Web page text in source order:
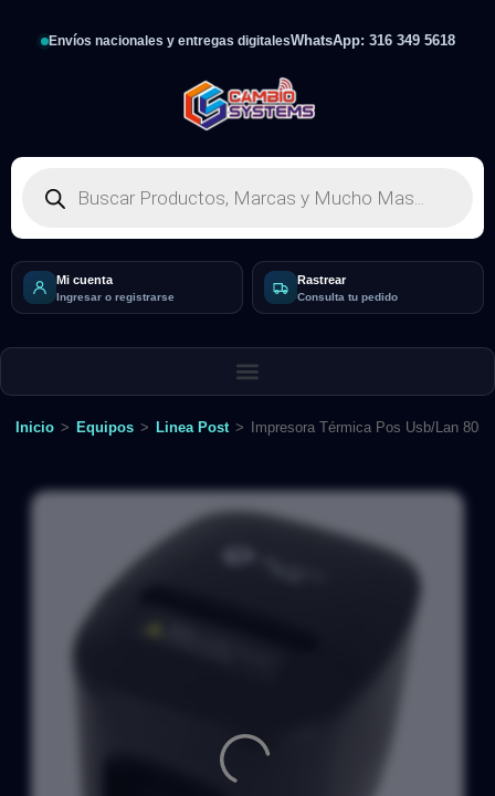
Envíos nacionales y entregas digitalesWhatsApp: 316 349 5618
Mi cuenta
Ingresar o registrarse
Rastrear
Consulta tu pedido
Inicio > Equipos > Linea Post > Impresora Térmica Pos Usb/Lan